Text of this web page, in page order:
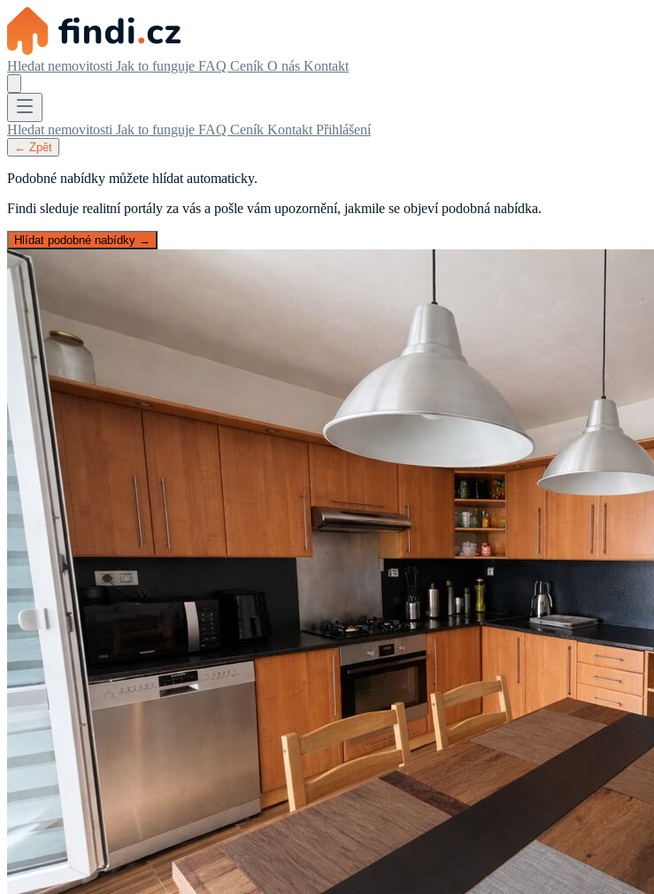
Hledat nemovitosti Jak to funguje FAQ Ceník O nás Kontakt
Hledat nemovitosti Jak to funguje FAQ Ceník Kontakt Přihlášení
← Zpět
Podobné nabídky můžete hlídat automaticky.
Findi sleduje realitní portály za vás a pošle vám upozornění, jakmile se objeví podobná nabídka.
Hlídat podobné nabídky →